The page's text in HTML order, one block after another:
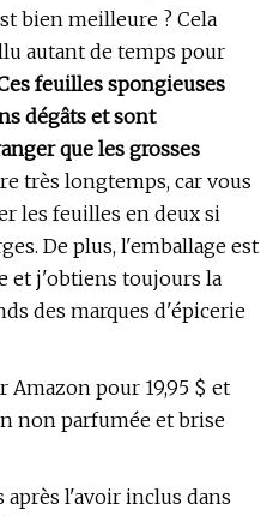
bien meilleure ? Cela
autant de temps pour
feuilles spongieuses
dégâts et sont
que les grosses
très longtemps, car vous
les feuilles en deux si
De plus, l'emballage est
et j'obtiens toujours la
des marques d'épicerie
Amazon pour 19,95 $ et
non parfumée et brise
après l'avoir inclus dans